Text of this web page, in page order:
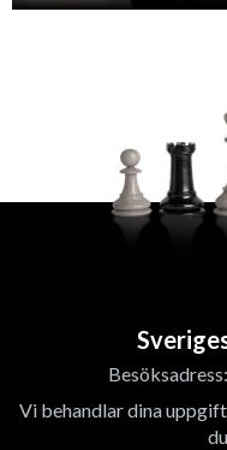
Vi behandlar dina